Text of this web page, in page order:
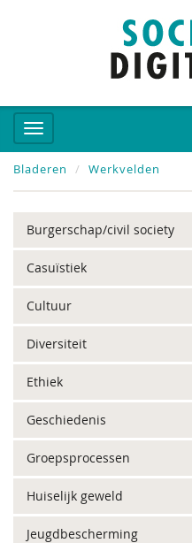
Bladeren Werkvelden
Burgerschap/civil society
Casuïstiek
Cultuur
Diversiteit
Ethiek
Geschiedenis
Groepsprocessen
Huiselijk geweld
Jeugdbescherming